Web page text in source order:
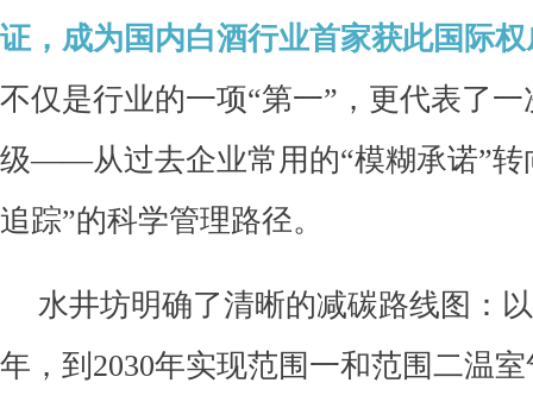
证，成为国内白酒行业首家获此国际
不仅是行业的一项“第一”，更代表了
级——从过去企业常用的“模糊承诺”转
追踪”的科学管理路径。
水井坊明确了清晰的减碳路线图：
年，到2030年实现范围一和范围二温